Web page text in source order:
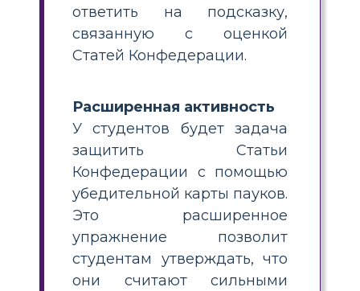
ответить на подсказку,
связанную с оценкой
Статей Конфедерации.
Расширенная активность
У студентов будет задача
защитить Статьи
Конфедерации с помощью
убедительной карты пауков.
Это расширенное
упражнение позволит
студентам утверждать, что
они считают сильными